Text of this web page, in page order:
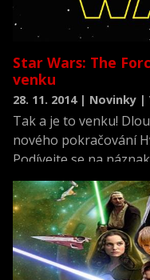
Star Wars: The
venku
28. 11. 2014 | Novinky
Tak a je to venku!
nového pokračování
Podívejte se na
nejdůležitější filmová